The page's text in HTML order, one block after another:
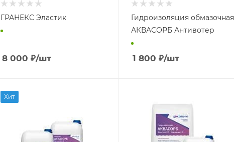
ГРАНЕКС Эластик
8 000 ₽/шт
Гидроизоляция обмазочная
АКВАСОРБ Антивотер
1 800 ₽/шт
Хит